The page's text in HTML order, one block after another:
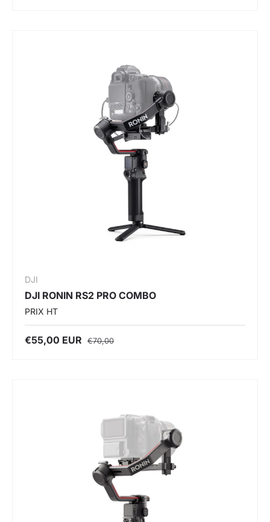
DJI
DJI RONIN RS2 PRO COMBO
PRIX HT
€55,00 EUR €70,00